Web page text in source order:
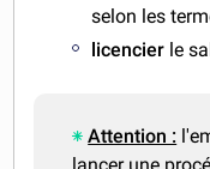
selon les
licencier le
Attention :